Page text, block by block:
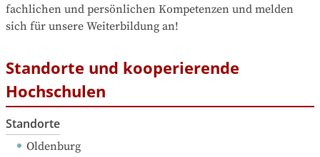
fachlichen und persönlichen Kompetenzen und melden
sich für unsere Weiterbildung an!
Standorte und kooperierende
Hochschulen
Standorte
Oldenburg